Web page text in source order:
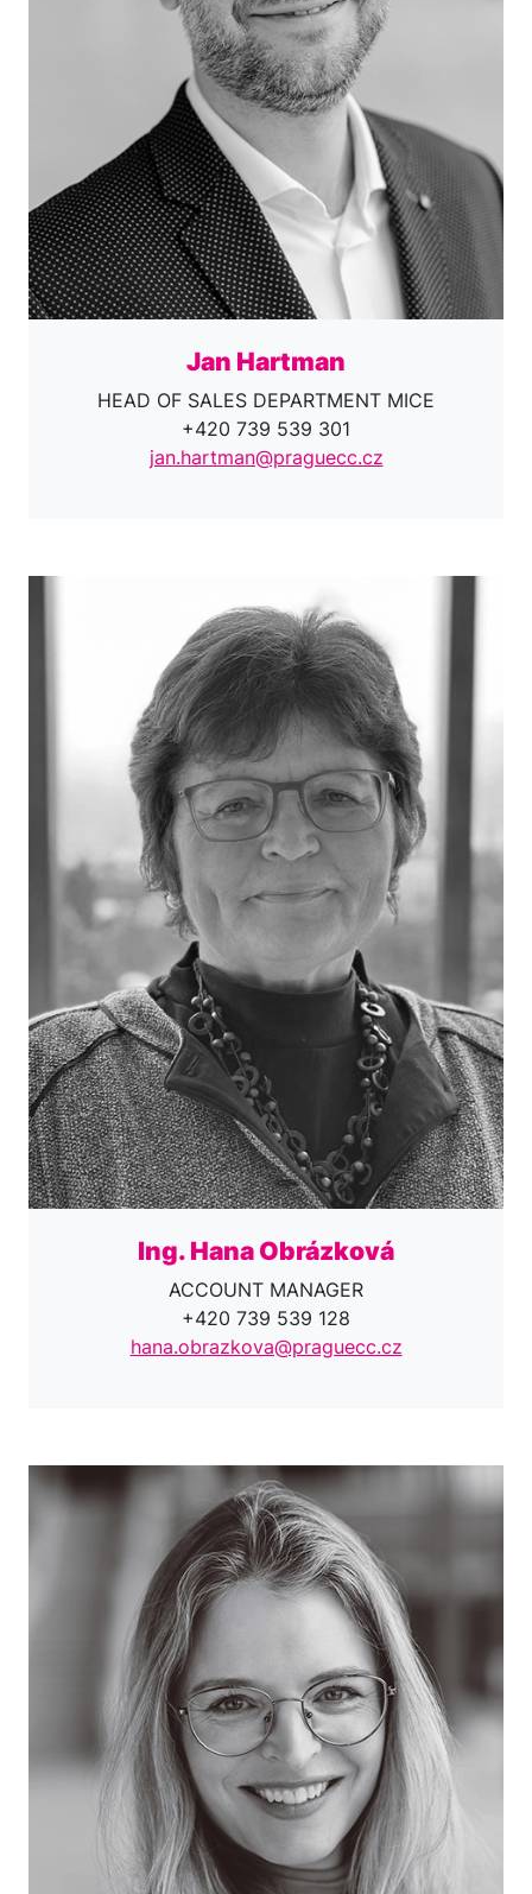
Jan Hartman
HEAD OF SALES DEPARTMENT MICE
+420 739 539 301
jan.hartman@praguecc.cz
Ing. Hana Obrázková
ACCOUNT MANAGER
+420 739 539 128
hana.obrazkova@praguecc.cz